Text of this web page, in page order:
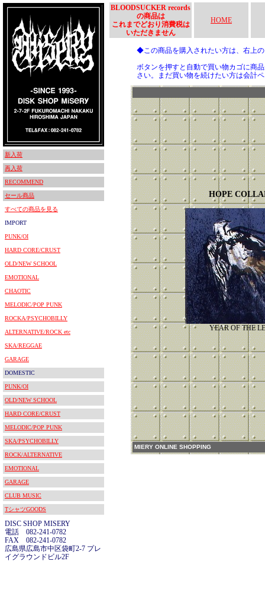
新入荷
再入荷
RECOMMEND
セール商品
すべての商品を見る
IMPORT
PUNK/OI
HARD CORE/CRUST
OLD/NEW SCHOOL
EMOTIONAL
CHAOTIC
MELODIC/POP PUNK
ROCKA/PSYCHOBILLY
ALTERNATIVE/ROCK etc
SKA/REGGAE
GARAGE
DOMESTIC
PUNK/OI
OLD/NEW SCHOOL
HARD CORE/CRUST
MELODIC/POP PUNK
SKA/PSYCHOBILLY
ROCK/ALTERNATIVE
EMOTIONAL
GARAGE
CLUB MUSIC
TシャツGOODS
DISC SHOP MISERY
電話 082-241-0782
FAX 082-241-0782
広島県広島市中区袋町2-7 プレ
イグラウンドビル2F
BLOODSUCKER records
の商品は
これまでどおり消費税は
いただきません
HOME
◆この商品を購入されたい方は、右上
ボタンを押すと自動で買い物カゴに商
さい。まだ買い物を続けたい方は会計
HOPE
YEAR OF THE
MIERY ONLINE SHOPPING